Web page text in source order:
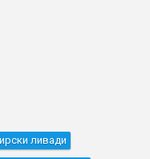
ливади